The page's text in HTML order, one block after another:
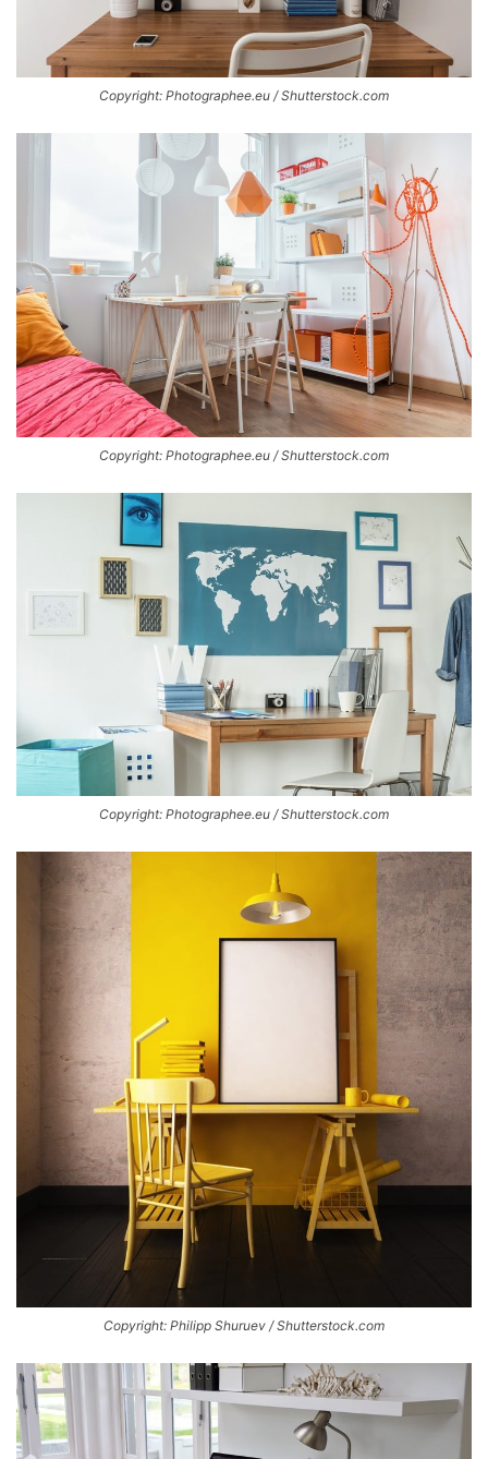
Copyright: Photographee.eu / Shutterstock.com
Copyright: Photographee.eu / Shutterstock.com
Copyright: Photographee.eu / Shutterstock.com
Copyright: Philipp Shuruev / Shutterstock.com